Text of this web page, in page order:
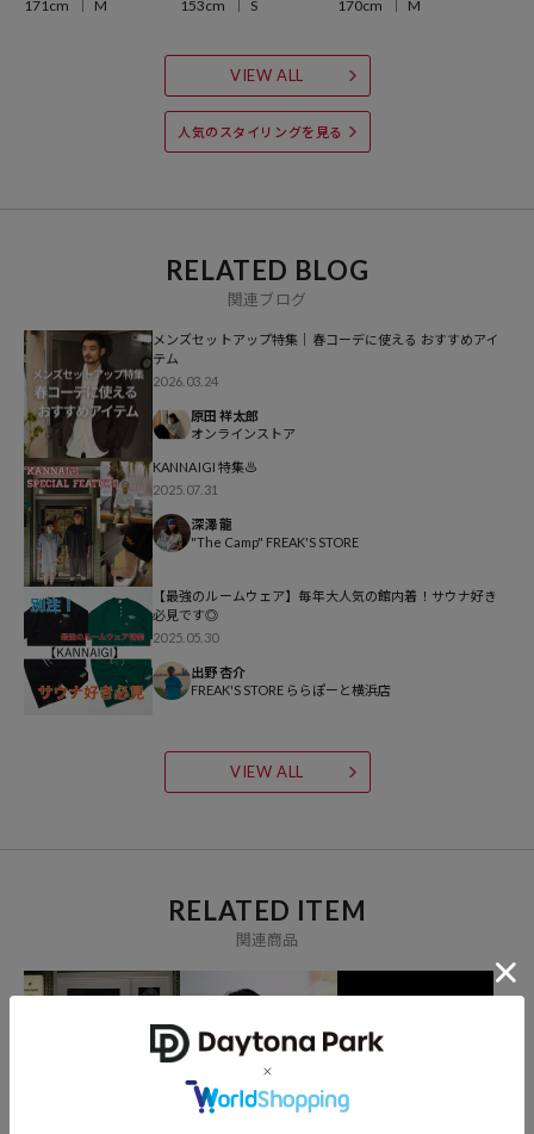
間で、独自の美意識でローカルカルチャーと国内外のスタイルをつな
日常と旅のあいだにあるような、感性豊かな出会いが重なる場所とな
グレー：アッシュグレー
※掲載画像の商品の色味は、屋外や屋内の光の照射や角度により実物
と色味が異なる場合がございます。また表示のサイズ感と実物は若干
異なる場合もございますので、予めご了承ください。
※着用、お取り扱いの際は、商品についている品質表示とアテンショ
ンタグを必ずご確認下さい。
参考価格
6,600円（2025年5月26日時点）
※「参考価格」とは、Daytona Parkにおける対象商品の通常販売（先
行予約・先行割引は含まれません）開始時点の価格です。
171cm M 153cm S 170cm M
VIEW ALL
人気のスタイリングを見る
RELATED BLOG
関連ブログ
メンズセットアップ特集｜春コーデに使える おすすめアイ
テム
2026.03.24
原田 祥太郎
オンラインストア
KANNAIGI 特集♨️
2025.07.31
深澤 龍
"The Camp" FREAK'S STORE
【最強のルームウェア】毎年大人気の館内着！サウナ好き
必見です◎
2025.05.30
出野 杏介
FREAK'S STORE ららぽーと横浜店
VIEW ALL
RELATED ITEM
関連商品